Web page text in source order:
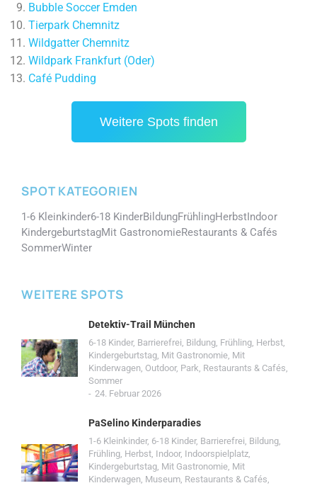
Bubble Soccer Emden
Tierpark Chemnitz
Wildgatter Chemnitz
Wildpark Frankfurt (Oder)
Café Pudding
Weitere Spots finden
SPOT KATEGORIEN
1-6 Kleinkinder6-18 KinderBildungFrühlingHerbstIndoor
KindergeburtstagMit GastronomieRestaurants & Cafés
SommerWinter
WEITERE SPOTS
Detektiv-Trail München
6-18 Kinder, Barrierefrei, Bildung, Frühling, Herbst,
Kindergeburtstag, Mit Gastronomie, Mit
Kinderwagen, Outdoor, Park, Restaurants & Cafés,
Sommer
24. Februar 2026
PaSelino Kinderparadies
1-6 Kleinkinder, 6-18 Kinder, Barrierefrei, Bildung,
Frühling, Herbst, Indoor, Indoorspielplatz,
Kindergeburtstag, Mit Gastronomie, Mit
Kinderwagen, Museum, Restaurants & Cafés,